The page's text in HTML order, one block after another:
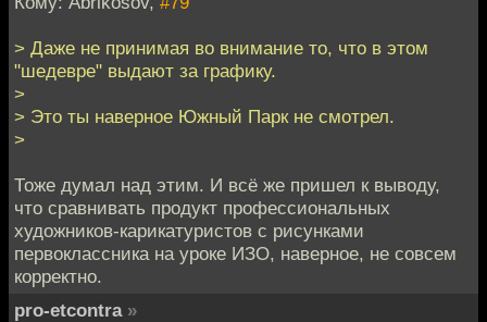
> Даже не принимая во внимание то, что в этом
"шедевре" выдают за графику.
>
> Это ты наверное Южный Парк не смотрел.
>
Тоже думал над этим. И всё же пришел к выводу,
что сравнивать продукт профессиональных
художников-карикатуристов с рисунками
первоклассника на уроке ИЗО, наверное, не совсем
корректно.
pro-etcontra »